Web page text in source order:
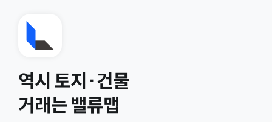
역시 토지·건물
거래는 밸류맵